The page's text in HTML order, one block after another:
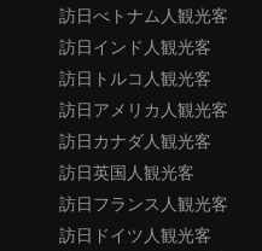
訪日べトナム人観光客
訪日インド人観光客
訪日トルコ人観光客
訪日アメリカ人観光客
訪日カナダ人観光客
訪日英国人観光客
訪日フランス人観光客
訪日ドイツ人観光客